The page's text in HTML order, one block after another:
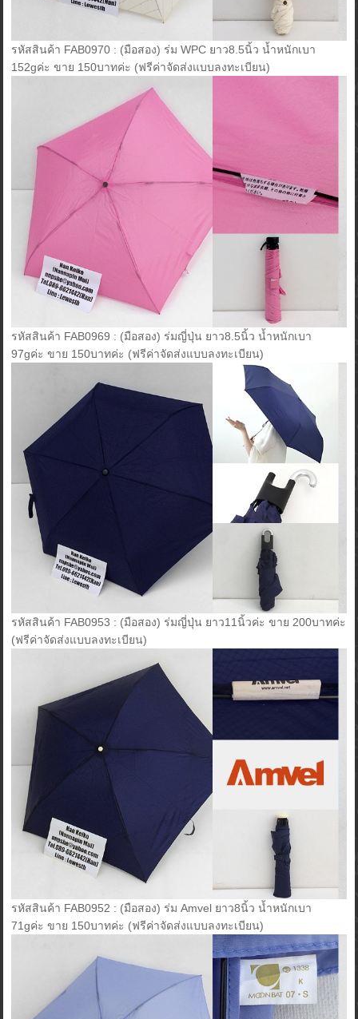
รหัสสินค้า FAB0970 : (มือสอง) ร่ม WPC ยาว8.5นิ้ว น้ำหนักเบา
152gค่ะ ขาย 150บาทค่ะ (ฟรีค่าจัดส่งแบบลงทะเบียน)
รหัสสินค้า FAB0969 : (มือสอง) ร่มญี่ปุ่น ยาว8.5นิ้ว น้ำหนักเบา
97gค่ะ ขาย 150บาทค่ะ (ฟรีค่าจัดส่งแบบลงทะเบียน)
รหัสสินค้า FAB0953 : (มือสอง) ร่มญี่ปุ่น ยาว11นิ้วค่ะ ขาย 200บาทค่ะ
(ฟรีค่าจัดส่งแบบลงทะเบียน)
รหัสสินค้า FAB0952 : (มือสอง) ร่ม Amvel ยาว8นิ้ว น้ำหนักเบา
71gค่ะ ขาย 150บาทค่ะ (ฟรีค่าจัดส่งแบบลงทะเบียน)